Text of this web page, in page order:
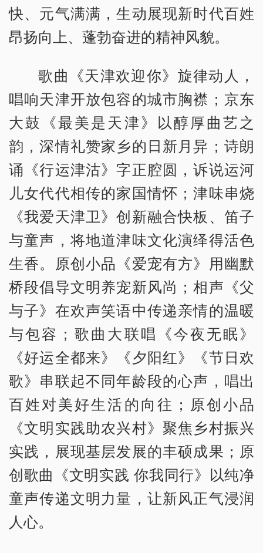
快、元气满满，生动展现新时代百姓
昂扬向上、蓬勃奋进的精神风貌。
歌曲《天津欢迎你》旋律动人，
唱响天津开放包容的城市胸襟；京东
大鼓《最美是天津》以醇厚曲艺之
韵，深情礼赞家乡的日新月异；诗朗
诵《行运津沽》字正腔圆，诉说运河
儿女代代相传的家国情怀；津味串烧
《我爱天津卫》创新融合快板、笛子
与童声，将地道津味文化演绎得活色
生香。原创小品《爱宠有方》用幽默
桥段倡导文明养宠新风尚；相声《父
与子》在欢声笑语中传递亲情的温暖
与包容；歌曲大联唱《今夜无眠》
《好运全都来》《夕阳红》《节日欢
歌》串联起不同年龄段的心声，唱出
百姓对美好生活的向往；原创小品
《文明实践助农兴村》聚焦乡村振兴
实践，展现基层发展的丰硕成果；原
创歌曲《文明实践 你我同行》以纯净
童声传递文明力量，让新风正气浸润
人心。